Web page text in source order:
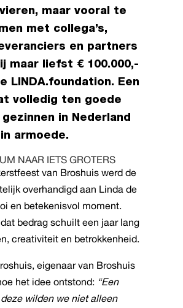
maar vooral te
met collega’s,
en partners
maar liefst € 100.000,-
LINDA.foundation. Een
volledig ten goede
in Nederland
armoede.
NAAR IETS GROTERS
van Broshuis werd de
overhandigd aan Linda de
en betekenisvol moment.
bedrag schuilt een jaar lang
creativiteit en betrokkenheid.
eigenaar van Broshuis
het idee ontstond: “Een
wilden we niet alleen